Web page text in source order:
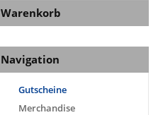
Warenkorb
Navigation
Gutscheine
Merchandise